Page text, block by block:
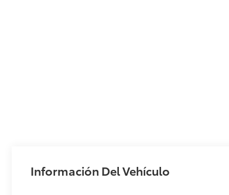
Información Del Vehículo